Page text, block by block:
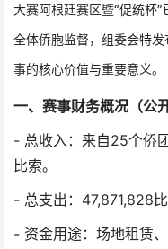
大赛阿根廷赛区暨“促统杯
全体侨胞监督，组委会特
事的核心价值与重要意义。
一、赛事财务概况（公
- 总收入：来自25个侨
比索。
- 总支出：47,871,828
- 资金用途：场地租赁